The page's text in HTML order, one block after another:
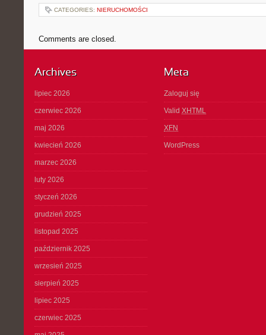
CATEGORIES: NIERUCHOMOŚCI
Comments are closed.
Archives
lipiec 2026
czerwiec 2026
maj 2026
kwiecień 2026
marzec 2026
luty 2026
styczeń 2026
grudzień 2025
listopad 2025
październik 2025
wrzesień 2025
sierpień 2025
lipiec 2025
czerwiec 2025
Meta
Zaloguj się
Valid XHTML
XFN
WordPress